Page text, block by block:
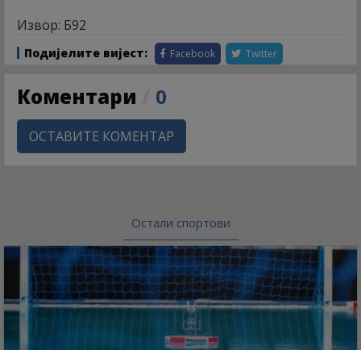
Извор: Б92
Подијелите вијест: Facebook Twitter
Коментари 0
ОСТАВИТЕ КОМЕНТАР
Остали спортови